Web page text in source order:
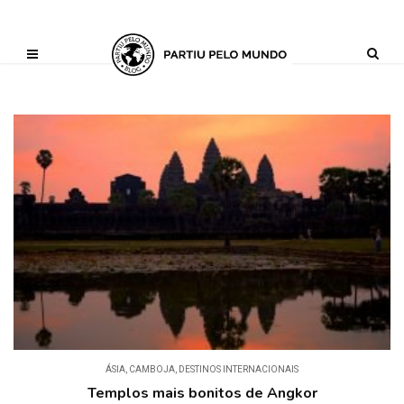
('AI_CONTENT_MARKER_NO_GET_SIDEBAR', true);
ÁSIA, CAMBOJA, DESTINOS INTERNACIONAIS
Templos mais bonitos de Angkor